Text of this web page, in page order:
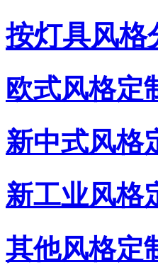
按灯具风格
欧式风格定
新中式风格
新工业风格
其他风格定